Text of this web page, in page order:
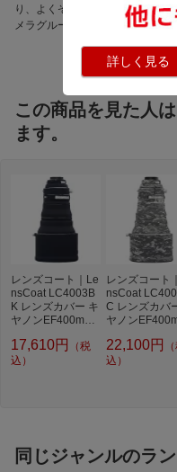
詳しく見る
り、よくぞ。 ビックカ
メラグループのオリジナ
い！
この商品を見た人
ます。
レンズコート｜Le
nsCoat LC4003B
K レンズカバー キ
ヤノンEF400mm
ブラック LC4003
BK
17,610円
（税
込）
レンズコート
nsCoat
C レンズカバ
ヤノン
デジタルカモ
003DC
22,100円
込）
同じジャンルのラ